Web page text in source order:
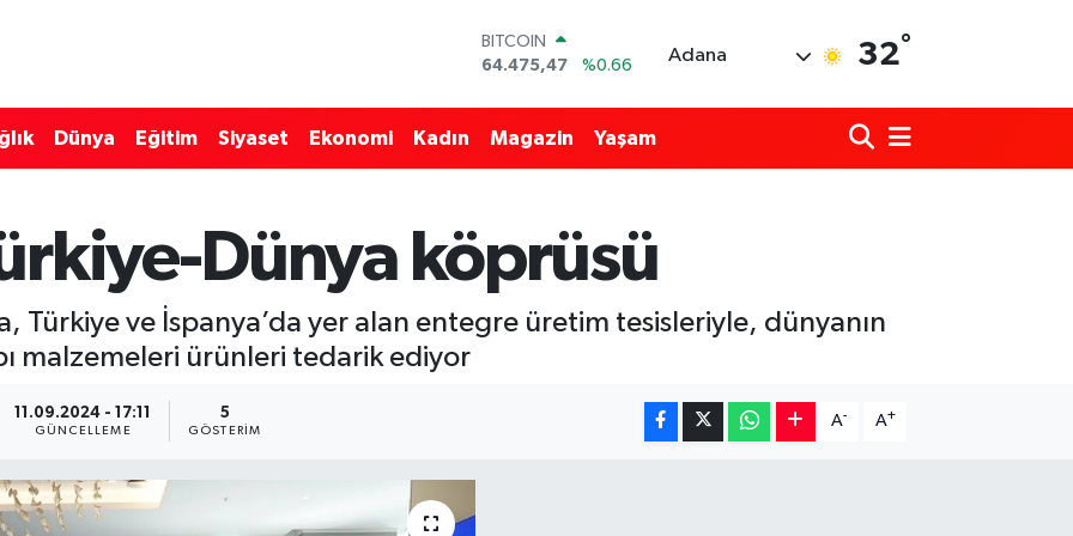
BITCOIN
64.475,47
%0.66
EURO
GRAM ALTIN
6518.23
%0.39
BİST100
Adana 32°
Dünya Eğitim Siyaset Ekonomi Kadın Magazin Yaşam
Dünya köprüsü
Türkiye ve İspanya’da yer alan entegre üretim tesisleriyle, dünyanın
malzemeleri ürünleri tedarik ediyor
11.09.2024 - 17:11
GÜNCELLEME
5
GÖSTERIM
A- A+